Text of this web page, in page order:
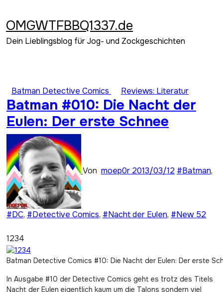
springen
OMGWTFBBQ1337.de
Dein Lieblingsblog für Jog- und Zockgeschichten
Batman Detective Comics Reviews: Literatur
Batman #010: Die Nacht der
Eulen: Der erste Schnee
Von moep0r 2013/03/12 #Batman,
#DC, #Detective Comics, #Nacht der Eulen, #New 52
1234
Batman Detective Comics #10: Die Nacht der Eulen: Der erste
In Ausgabe #10 der Detective Comics geht es trotz des Titels
Nacht der Eulen eigentlich kaum um die Talons sondern viel